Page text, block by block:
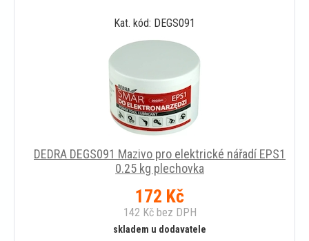
košíku
Kat. kód: DEGS091
DEDRA DEGS091 Mazivo pro elektrické nářadí EPS1
0.25 kg plechovka
172 Kč
142 Kčbez DPH
skladem u dodavatele